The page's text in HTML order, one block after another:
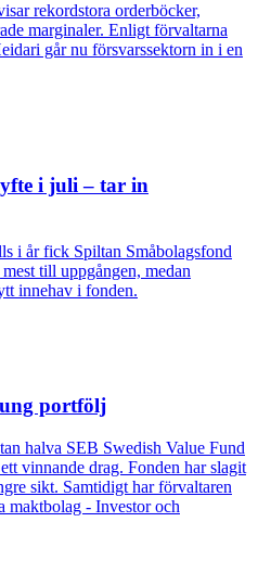
rekordstora orderböcker,
marginaler. Enligt förvaltarna
går nu försvarssektorn in i en
i juli – tar in
i år fick Spiltan Småbolagsfond
till uppgången, medan
innehav i fonden.
portfölj
halva SEB Swedish Value Fund
vinnande drag. Fonden har slagit
sikt. Samtidigt har förvaltaren
maktbolag - Investor och